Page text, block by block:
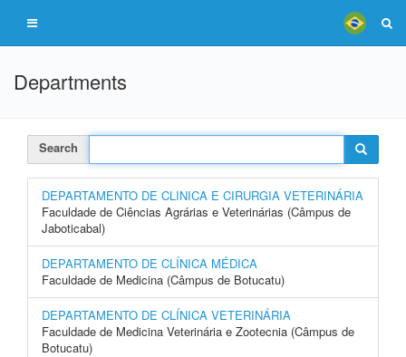
Departments
Search
DEPARTAMENTO DE CLINICA E CIRURGIA VETERINÁRIA
Faculdade de Ciências Agrárias e Veterinárias (Câmpus de
Jaboticabal)
DEPARTAMENTO DE CLÍNICA MÉDICA
Faculdade de Medicina (Câmpus de Botucatu)
DEPARTAMENTO DE CLÍNICA VETERINÁRIA
Faculdade de Medicina Veterinária e Zootecnia (Câmpus de
Botucatu)